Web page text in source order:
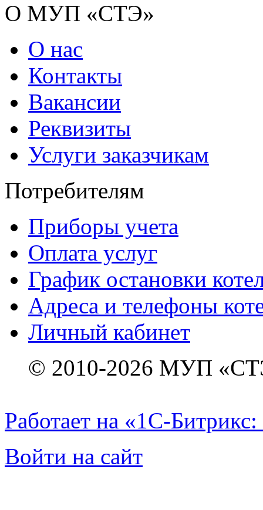
О МУП «СТЭ»
О нас
Контакты
Вакансии
Реквизиты
Услуги заказчикам
Потребителям
Приборы учета
Оплата услуг
График остановки
Адреса и телефоны
Личный кабинет
© 2010-2026 МУП
Работает на «1С-
Войти на сайт